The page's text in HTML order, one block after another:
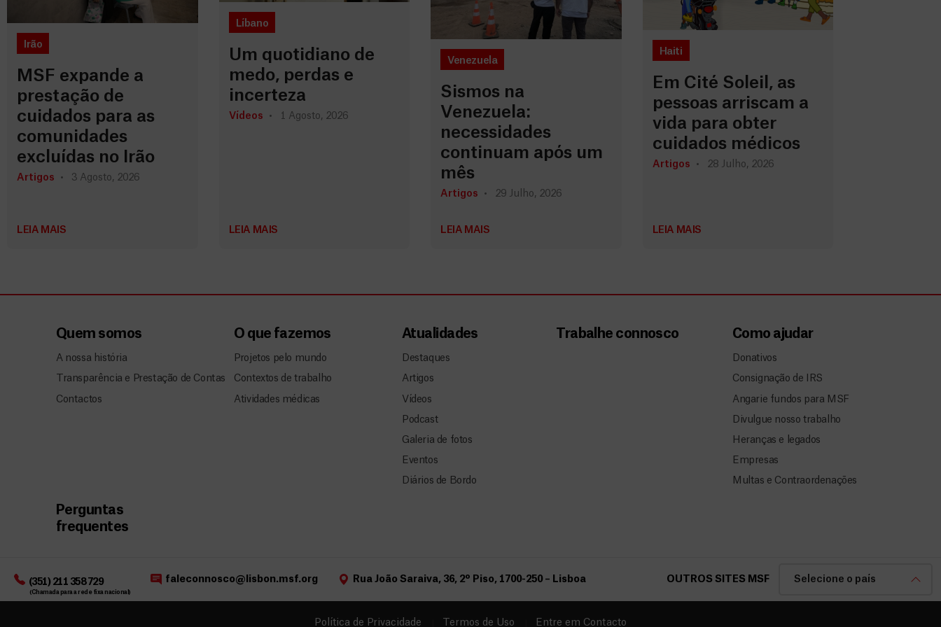
Irão
MSF expande a
prestação de
cuidados para as
comunidades
excluídas no Irão
Artigos 3 Agosto, 2026
LEIA MAIS
Líbano
Um quotidiano de
medo, perdas e
incerteza
Vídeos 1 Agosto, 2026
LEIA MAIS
Venezuela
Sismos na
Venezuela:
necessidades
continuam após um
mês
Artigos 29 Julho, 2026
LEIA MAIS
Haiti
Em Cité Soleil, as
pessoas arriscam a
vida para obter
cuidados médicos
Artigos 28 Julho, 2026
LEIA MAIS
Quem somos
A nossa história
Transparência e Prestação de Contas
Contactos
O que fazemos
Projetos pelo mundo
Contextos de trabalho
Atividades médicas
Atualidades
Destaques
Artigos
Vídeos
Podcast
Galeria de fotos
Eventos
Diários de Bordo
Trabalhe connosco Como ajudar
Donativos
Consignação de IRS
Angarie fundos para MSF
Divulgue nosso trabalho
Heranças e legados
Empresas
Multas e Contraordenações
Perguntas
frequentes
(351) 211 358 729
(Chamada para a rede fixa nacional)
faleconnosco@lisbon.msf.org Rua João Saraiva, 36, 2º Piso, 1700-250 – Lisboa OUTROS SITES MSF Selecione o país
Política de Privacidade Termos de Uso Entre em Contacto